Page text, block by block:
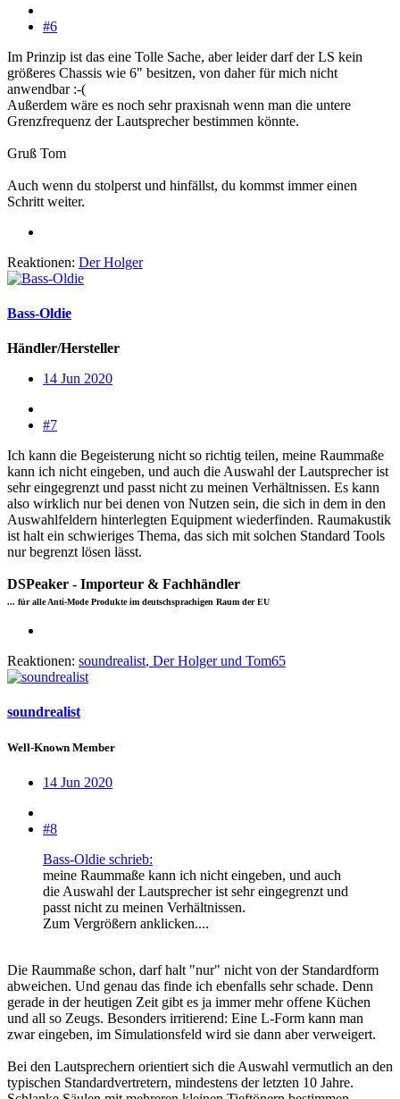
#6
Im Prinzip ist das eine Tolle Sache, aber leider darf der LS kein
größeres Chassis wie 6" besitzen, von daher für mich nicht
anwendbar :-(
Außerdem wäre es noch sehr praxisnah wenn man die untere
Grenzfrequenz der Lautsprecher bestimmen könnte.
Gruß Tom
Auch wenn du stolperst und hinfällst, du kommst immer einen
Schritt weiter.
Reaktionen: Der Holger
Bass-Oldie
Händler/Hersteller
14 Jun 2020
#7
Ich kann die Begeisterung nicht so richtig teilen, meine Raummaße
kann ich nicht eingeben, und auch die Auswahl der Lautsprecher ist
sehr eingegrenzt und passt nicht zu meinen Verhältnissen. Es kann
also wirklich nur bei denen von Nutzen sein, die sich in dem in den
Auswahlfeldern hinterlegten Equipment wiederfinden. Raumakustik
ist halt ein schwieriges Thema, das sich mit solchen Standard Tools
nur begrenzt lösen lässt.
DSPeaker - Importeur & Fachhändler
... für alle Anti-Mode Produkte im deutschsprachigen Raum der EU
Reaktionen: soundrealist, Der Holgerund Tom65
soundrealist
Well-Known Member
14 Jun 2020
#8
Bass-Oldie schrieb:
meine Raummaße kann ich nicht eingeben, und auch
die Auswahl der Lautsprecher ist sehr eingegrenzt und
passt nicht zu meinen Verhältnissen.
Zum Vergrößern anklicken....
Die Raummaße schon, darf halt "nur" nicht von der Standardform
abweichen. Und genau das finde ich ebenfalls sehr schade. Denn
gerade in der heutigen Zeit gibt es ja immer mehr offene Küchen
und all so Zeugs. Besonders irritierend: Eine L-Form kann man
zwar eingeben, im Simulationsfeld wird sie dann aber verweigert.
Bei den Lautsprechern orientiert sich die Auswahl vermutlich an den
typischen Standardvertretern, mindestens der letzten 10 Jahre.